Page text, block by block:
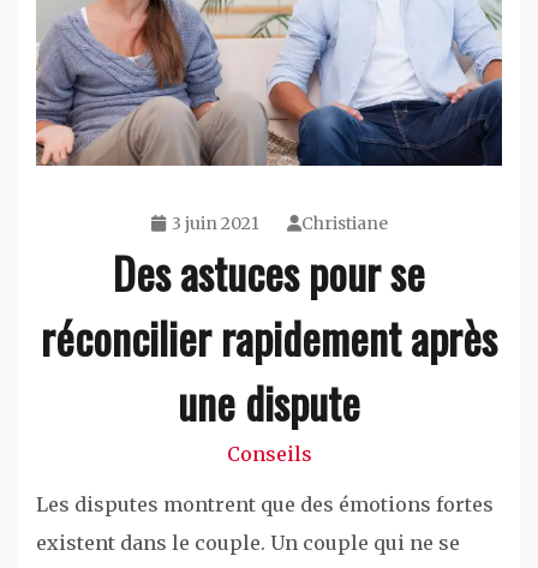
3 juin 2021 Christiane
Des astuces pour se
réconcilier rapidement après
une dispute
Conseils
Les disputes montrent que des émotions fortes
existent dans le couple. Un couple qui ne se